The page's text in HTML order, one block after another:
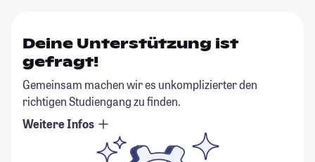
Deine Unterstützung ist
gefragt!
Gemeinsam machen wir es unkomplizierter den
richtigen Studiengang zu finden.
Weitere Infos